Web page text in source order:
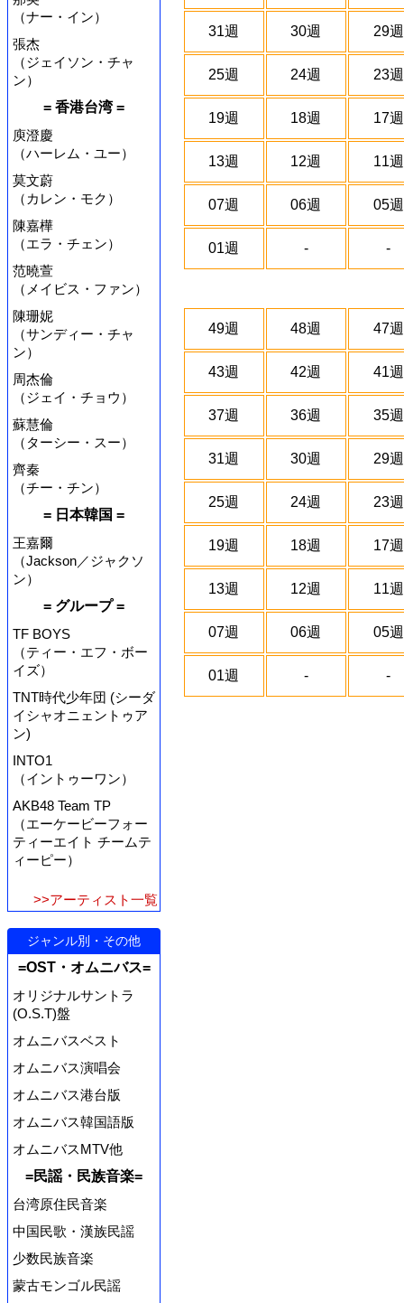
（ナー・イン）
張杰
（ジェイソン・チャ
ン）
= 香港台湾 =
庾澄慶
（ハーレム・ユー）
莫文蔚
（カレン・モク）
陳嘉樺
（エラ・チェン）
范曉萱
（メイビス・ファン）
陳珊妮
（サンディー・チャ
ン）
周杰倫
（ジェイ・チョウ）
蘇慧倫
（ターシー・スー）
齊秦
（チー・チン）
= 日本韓国 =
王嘉爾
（Jackson／ジャクソ
ン）
= グループ =
TF BOYS
（ティー・エフ・ボー
イズ）
TNT時代少年団 (シーダ
イシャオニェントゥア
ン)
INTO1
（イントゥーワン）
AKB48 Team TP
（エーケービーフォー
ティーエイト チームテ
ィーピー）
>>アーティスト一覧
ジャンル別・その他
=OST・オムニバス=
オリジナルサントラ
(O.S.T)盤
オムニバスベスト
オムニバス演唱会
オムニバス港台版
オムニバス韓国語版
オムニバスMTV他
=民謡・民族音楽=
台湾原住民音楽
中国民歌・漢族民謡
少数民族音楽
蒙古モンゴル民謡
31週 30週 29週
25週 24週 23週
19週 18週 17週
13週 12週 11週
07週 06週 05週
01週 - -
49週 48週 47週
43週 42週 41週
37週 36週 35週
31週 30週 29週
25週 24週 23週
19週 18週 17週
13週 12週 11週
07週 06週 05週
01週 - -